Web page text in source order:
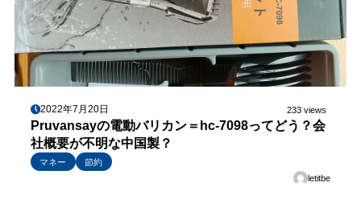
2022年7月20日 233 views
Pruvansayの電動バリカン＝hc-7098ってどう？会
社概要が不明な中国製？
マネー
節約
letitbe